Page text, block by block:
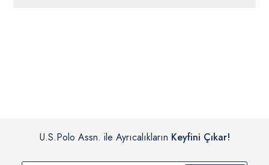
U.S.Polo Assn. ile Ayrıcalıkların Keyfini Çıkar!